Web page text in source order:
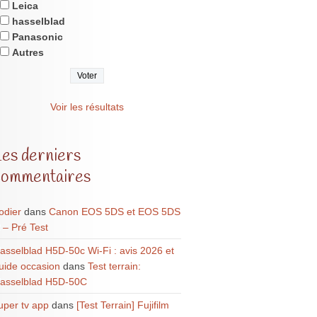
Leica
hasselblad
Panasonic
Autres
Voir les résultats
derniers
dans Canon EOS 5DS et EOS 5DS
– Pré Test
H5D-50c Wi-Fi : avis 2026 et
occasion dans Test terrain:
H5D-50C
tv appdans [Test Terrain] Fujifilm